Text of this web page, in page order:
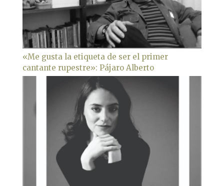
«Me gusta la etiqueta de ser el primer
cantante rupestre»: Pájaro Alberto